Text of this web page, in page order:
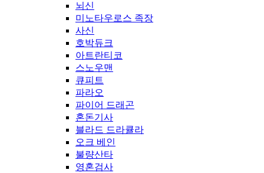
뇌신
미노타우로스 족장
사신
호박듀크
아트란티코
스노우맨
큐피트
파라오
파이어 드래곤
혼돈기사
블라드 드라큘라
오크 베인
불량산타
영혼검사